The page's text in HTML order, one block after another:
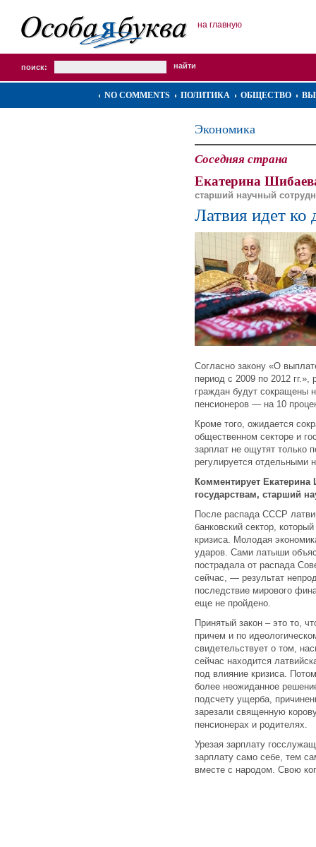
на главную
поиск:
NO COMMENTS ПОЛИТИКА ОБЩЕСТВО
Экономика
Соседняя страна
Екатерина
старший научный
Латвия идет ко
Согласно закону «О
период с 2009 по 2012
граждан будут сокращены
пенсионеров — на 10
Кроме того, ожидается
общественном секторе и
зарплат не ощутят только
регулируется отдельными
Комментирует
государствам, старший
После распада СССР
банковский сектор,
кризиса. Молодая
ударов. Сами латыши
пострадала от распада
сейчас, — результат
последствие мирового
еще не пройдено.
Принятый закон – это то,
причем и по
свидетельствует о том,
сейчас находится
под влияние кризиса.
более неожиданное
подсчету ущерба,
зарезали священную
пенсионерах и родителях.
Урезая зарплату
зарплату само себе, тем
вместе с народом. Свою